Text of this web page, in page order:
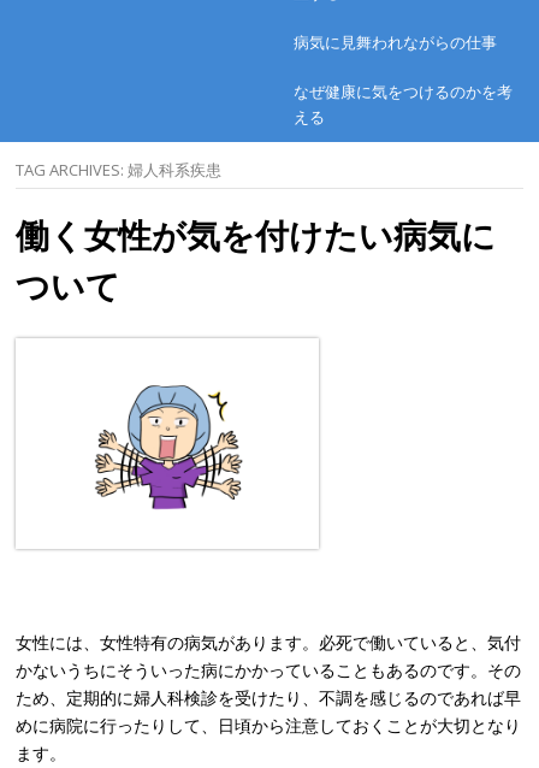
病気に見舞われながらの仕事
なぜ健康に気をつけるのかを考
える
TAG ARCHIVES: 婦人科系疾患
働く女性が気を付けたい病気に
ついて
女性には、女性特有の病気があります。必死で働いていると、気付
かないうちにそういった病にかかっていることもあるのです。その
ため、定期的に婦人科検診を受けたり、不調を感じるのであれば早
めに病院に行ったりして、日頃から注意しておくことが大切となり
ます。